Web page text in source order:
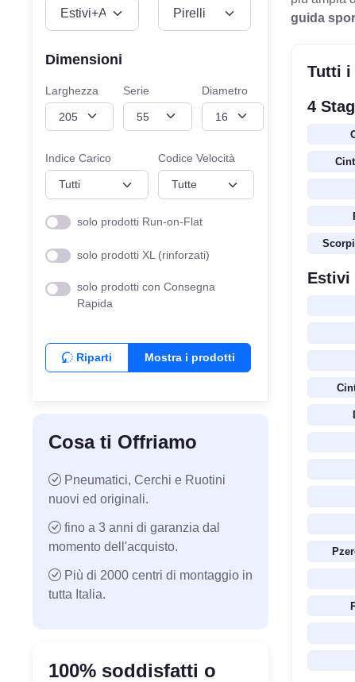
VEICOLO MISURE
Dimensioni
Larghezza Serie Diametro
Indice Carico Codice Velocità
solo prodotti Run-on-Flat
solo prodotti XL (rinforzati)
solo prodotti con Consegna
Rapida
Riparti Mostra i prodotti
Cosa ti Offriamo
Pneumatici, Cerchi e Ruotini
nuovi ed originali.
fino a 3 anni di garanzia dal
momento dell'acquisto.
Più di 2000 centri di montaggio in
tutta Italia.
100% soddisfatti o
guida
Tutti
4
Estivi